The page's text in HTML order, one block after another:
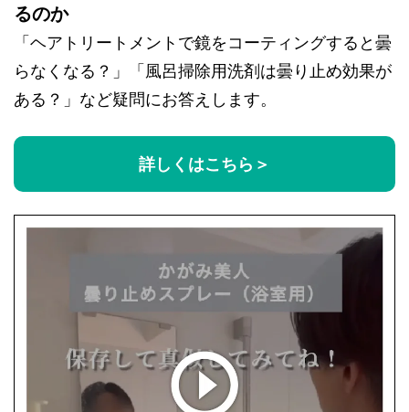
るのか
「ヘアトリートメントで鏡をコーティングすると曇
らなくなる？」「風呂掃除用洗剤は曇り止め効果が
ある？」など疑問にお答えします。
詳しくはこちら＞